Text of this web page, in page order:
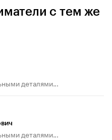
с тем же
деталями...
деталями...